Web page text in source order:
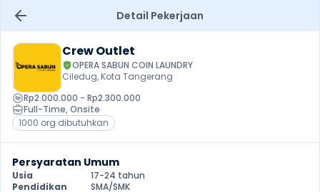
Detail Pekerjaan
Crew Outlet
OPERA SABUN COIN LAUNDRY
Ciledug, Kota Tangerang
Rp2.000.000 - Rp2.300.000
Full-Time, Onsite
1000 org dibutuhkan
Persyaratan Umum
Usia
17-24 tahun
Pendidikan
SMA/SMK